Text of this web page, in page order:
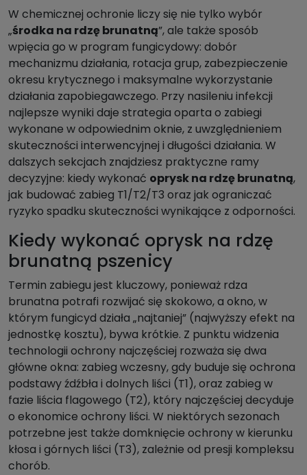
W chemicznej ochronie liczy się nie tylko wybór
„środka na rdzę brunatną”, ale także sposób
wpięcia go w program fungicydowy: dobór
mechanizmu działania, rotacja grup, zabezpieczenie
okresu krytycznego i maksymalne wykorzystanie
działania zapobiegawczego. Przy nasileniu infekcji
najlepsze wyniki daje strategia oparta o zabiegi
wykonane w odpowiednim oknie, z uwzględnieniem
skuteczności interwencyjnej i długości działania. W
dalszych sekcjach znajdziesz praktyczne ramy
decyzyjne: kiedy wykonać oprysk na rdzę brunatną,
jak budować zabieg T1/T2/T3 oraz jak ograniczać
ryzyko spadku skuteczności wynikające z odporności.
Kiedy wykonać oprysk na rdzę
brunatną pszenicy
Termin zabiegu jest kluczowy, ponieważ rdza
brunatna potrafi rozwijać się skokowo, a okno, w
którym fungicyd działa „najtaniej” (najwyższy efekt na
jednostkę kosztu), bywa krótkie. Z punktu widzenia
technologii ochrony najczęściej rozważa się dwa
główne okna: zabieg wczesny, gdy buduje się ochrona
podstawy źdźbła i dolnych liści (T1), oraz zabieg w
fazie liścia flagowego (T2), który najczęściej decyduje
o ekonomice ochrony liści. W niektórych sezonach
potrzebne jest także domknięcie ochrony w kierunku
kłosa i górnych liści (T3), zależnie od presji kompleksu
chorób.